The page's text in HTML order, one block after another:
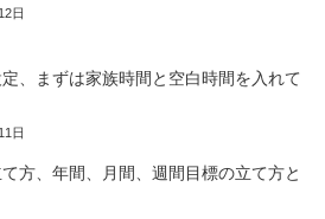
日
定、まずは家族時間と空白時間を入れて
日
て方、年間、月間、週間目標の立て方と